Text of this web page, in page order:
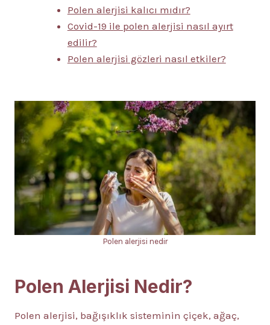
Polen alerjisi kalıcı mıdır?
Covid-19 ile polen alerjisi nasıl ayırt
edilir?
Polen alerjisi gözleri nasıl etkiler?
Polen alerjisi nedir
Polen Alerjisi Nedir?
Polen alerjisi, bağışıklık sisteminin çiçek, ağaç,